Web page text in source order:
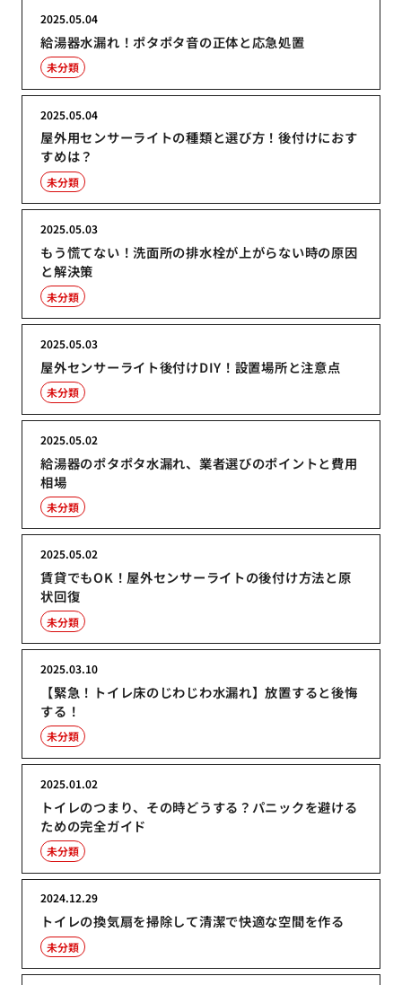
給湯器水漏れ！ポタポタ音の正体と応急処置
2025.05.04
未分類
屋外用センサーライトの種類と選び方！後付けにおす
すめは？
2025.05.04
未分類
もう慌てない！洗面所の排水栓が上がらない時の原因
と解決策
2025.05.03
未分類
屋外センサーライト後付けDIY！設置場所と注意点
2025.05.03
未分類
給湯器のポタポタ水漏れ、業者選びのポイントと費用
相場
2025.05.02
未分類
賃貸でもOK！屋外センサーライトの後付け方法と原
状回復
2025.05.02
未分類
【緊急！トイレ床のじわじわ水漏れ】放置すると後悔
する！
2025.03.10
未分類
トイレのつまり、その時どうする？パニックを避ける
ための完全ガイド
2025.01.02
未分類
トイレの換気扇を掃除して清潔で快適な空間を作る
2024.12.29
未分類